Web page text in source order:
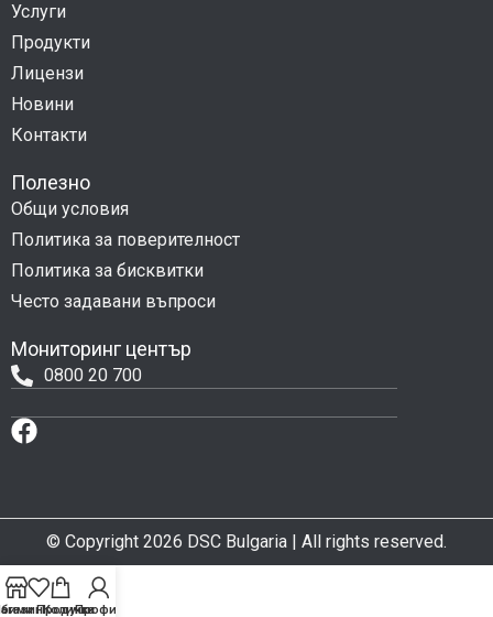
Услуги
Продукти
Лицензи
Новини
Контакти
Полезно
Общи условия
Политика за поверителност
Политика за бисквитки
Често задавани въпроси
Мониторинг център
0800 20 700
© Copyright 2026 DSC Bulgaria | All rights reserved.
Продукти
КоличкаПрофил